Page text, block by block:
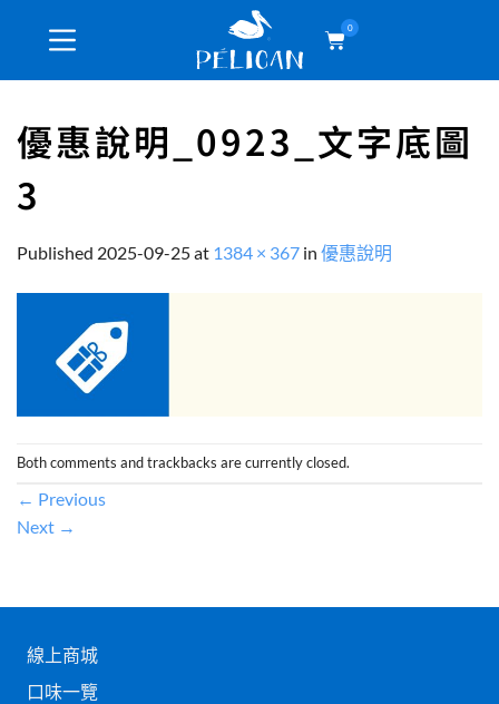
0
優惠說明_0923_文字底圖
3
Published 2025-09-25at 1384 × 367 in 優惠說明
Both comments and trackbacks are currently closed.
← Previous
Next →
線上商城
口味一覽